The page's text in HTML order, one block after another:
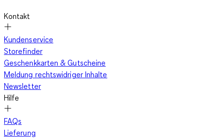
Kontakt
Kundenservice
Storefinder
Geschenkkarten & Gutscheine
Meldung rechtswidriger Inhalte
Newsletter
Hilfe
FAQs
Lieferung